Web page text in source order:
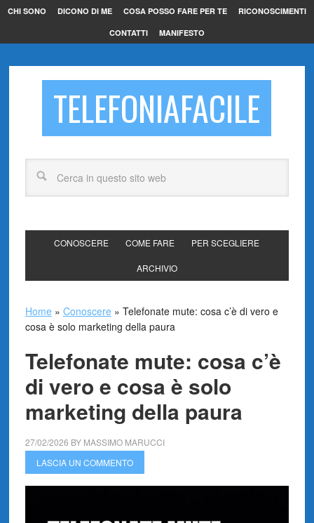
CHI SONO DICONO DI ME COSA POSSO FARE PER TE RICONOSCIMENTI
CONTATTI MANIFESTO
TELEFONIAFACILE
CONOSCERE COME FARE PER SCEGLIERE
ARCHIVIO
Home » Conoscere » Telefonate mute: cosa c’è di vero e
cosa è solo marketing della paura
Telefonate mute: cosa c’è
di vero e cosa è solo
marketing della paura
27/02/2026 BY MASSIMO MARUCCI
LASCIA UN COMMENTO